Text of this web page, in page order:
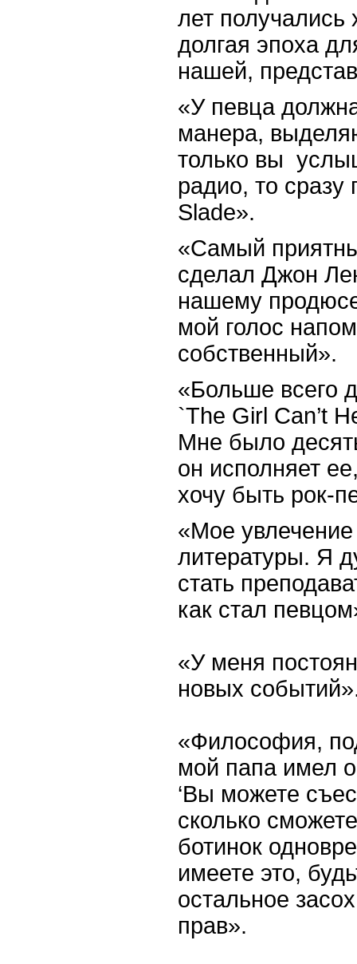
лет получались
долгая эпоха
нашей,
«У певца
манера,
только вы
радио, то сразу
Slade».
«Самый
сделал Джон
нашему
мой голос
собственный».
«Больше всего
`The Girl Can’t
Мне было
он исполняет
хочу быть рок-
«Мое увлечение
литературы. Я
стать
как стал
«У меня
новых
«Философия,
мой папа имел
‘Вы можете
сколько
ботинок
имеете это,
остальное
прав».